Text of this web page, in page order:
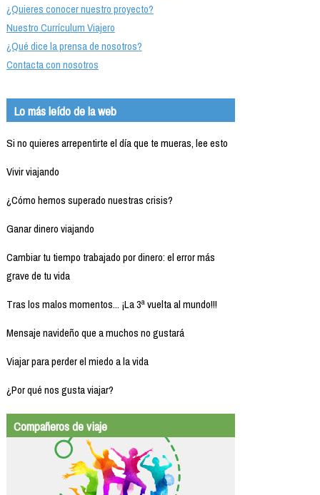
¿Quieres conocer nuestro proyecto?
Nuestro Currículum Viajero
¿Qué dice la prensa de nosotros?
Contacta con nosotros
Lo más leído de la web
Si no quieres arrepentirte el día que te mueras, lee esto
Vivir viajando
¿Cómo hemos superado nuestras crisis?
Ganar dinero viajando
Cambiar tu tiempo trabajado por dinero: el error más
grave de tu vida
Tras los malos momentos... ¡La 3ª vuelta al mundo!!!
Mensaje navideño que a muchos no gustará
Viajar para perder el miedo a la vida
¿Por qué nos gusta viajar?
Compañeros de viaje